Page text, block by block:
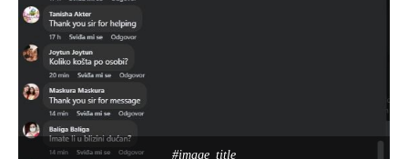
#image_title